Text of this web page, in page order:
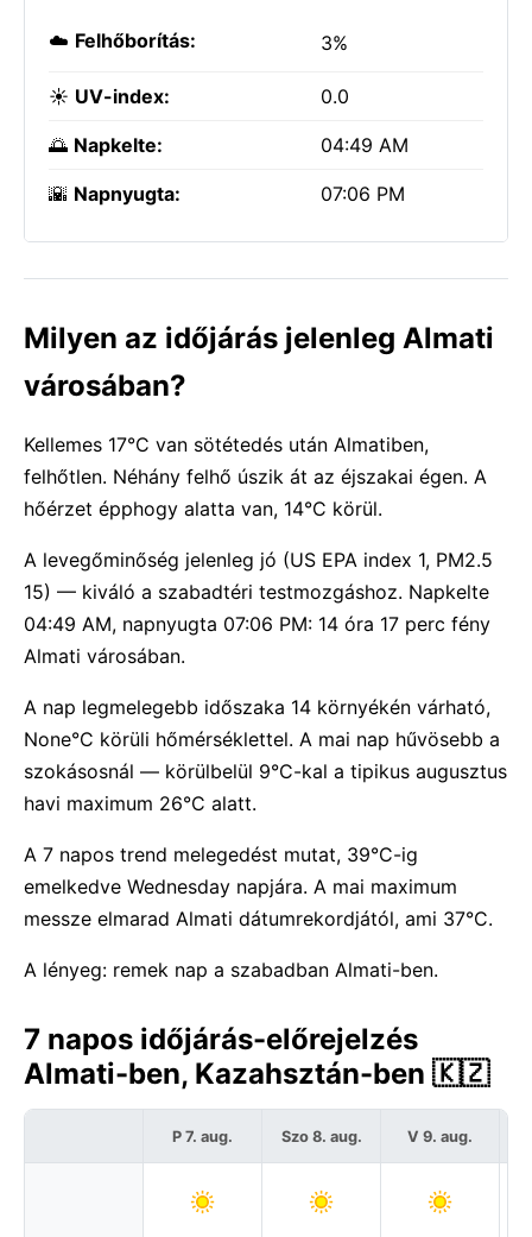
☁️ Felhőborítás: 3%
☀️ UV-index: 0.0
🌅 Napkelte: 04:49 AM
🌇 Napnyugta: 07:06 PM
Milyen az időjárás jelenleg Almati
városában?
Kellemes 17°C van sötétedés után Almatiben,
felhőtlen. Néhány felhő úszik át az éjszakai égen. A
hőérzet épphogy alatta van, 14°C körül.
A levegőminőség jelenleg jó (US EPA index 1, PM2.5
15) — kiváló a szabadtéri testmozgáshoz. Napkelte
04:49 AM, napnyugta 07:06 PM: 14 óra 17 perc fény
Almati városában.
A nap legmelegebb időszaka 14 környékén várható,
None°C körüli hőmérséklettel. A mai nap hűvösebb a
szokásosnál — körülbelül 9°C-kal a tipikus augusztus
havi maximum 26°C alatt.
A 7 napos trend melegedést mutat, 39°C-ig
emelkedve Wednesday napjára. A mai maximum
messze elmarad Almati dátumrekordjától, ami 37°C.
A lényeg: remek nap a szabadban Almati-ben.
7 napos időjárás-előrejelzés
Almati-ben, Kazahsztán-ben 🇰🇿
P 7. aug. Szo 8. aug. V 9. aug.